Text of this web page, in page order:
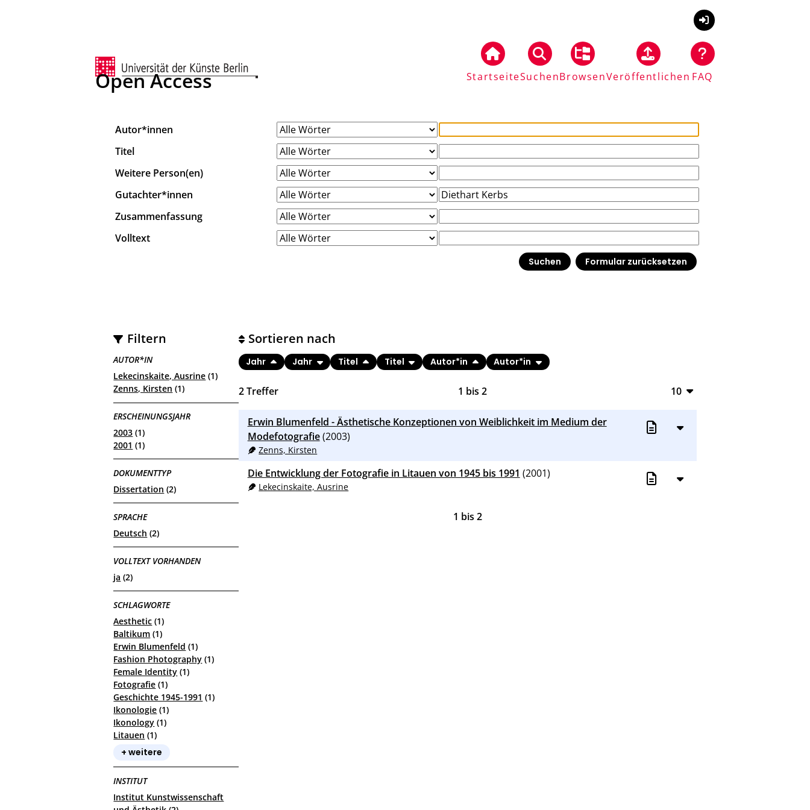
Open Access StartseiteSuchenBrowsenVeröffentlichen FAQ
Autor*innen
Titel
Weitere Person(en)
Gutachter*innen
Zusammenfassung
Volltext
Filtern
AUTOR*IN
Lekecinskaite, Ausrine (1)
Zenns, Kirsten (1)
ERSCHEINUNGSJAHR
2003 (1)
2001 (1)
DOKUMENTTYP
Dissertation (2)
SPRACHE
Deutsch (2)
VOLLTEXT VORHANDEN
ja (2)
SCHLAGWORTE
Aesthetic (1)
Baltikum (1)
Erwin Blumenfeld (1)
Fashion Photography (1)
Female Identity (1)
Fotografie (1)
Geschichte 1945-1991 (1)
Ikonologie (1)
Ikonology (1)
Litauen (1)
+ weitere
INSTITUT
Institut Kunstwissenschaft
2Treffer 1 bis2
10
20
100
Sortieren nach
Jahr Jahr Titel Titel Autor*in Autor*in
Erwin Blumenfeld - Ästhetische Konzeptionen von Weiblichkeit im Medium der
Modefotografie(2003)
Zenns, Kirsten
Die Entwicklung der Fotografie in Litauen von 1945 bis 1991 (2001)
Lekecinskaite, Ausrine
1 bis 2